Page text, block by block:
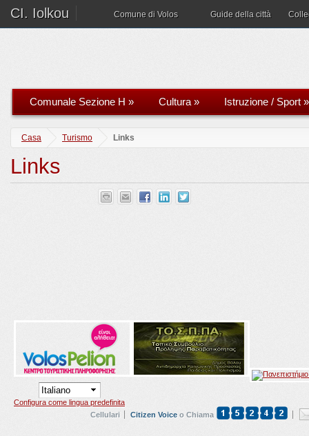
CI. Iolkou Comune di Volos Guide della città
Comunale Sezione H » Cultura» Istruzione / Sport »
Casa Turismo Links
Links
Configura come lingua predefinita
Cellulari
Citizen Voice o Chiama